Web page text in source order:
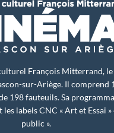
François Mitterrand,
sur-Ariège. Il comprend
198 fauteuils. Sa
labels CNC « Art et Essai »
public ».